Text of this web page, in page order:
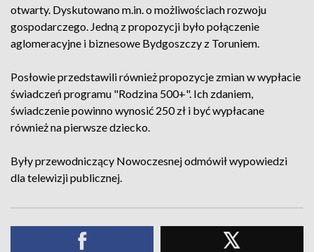
otwarty. Dyskutowano m.in. o możliwościach rozwoju
gospodarczego. Jedną z propozycji było połączenie
aglomeracyjne i biznesowe Bydgoszczy z Toruniem.
Posłowie przedstawili również propozycje zmian w wypłacie
świadczeń programu "Rodzina 500+". Ich zdaniem,
świadczenie powinno wynosić 250 zł i być wypłacane
również na pierwsze dziecko.
Były przewodniczący Nowoczesnej odmówił wypowiedzi
dla telewizji publicznej.